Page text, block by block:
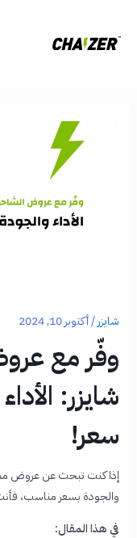
المحتوى
شايزر/أكتوبر 10, 2024
وفّر مع
شايزر:
سعر!
إذا كنت تبحث عن عروض
والجودة بسعر مناسب،
في هذا المقال: